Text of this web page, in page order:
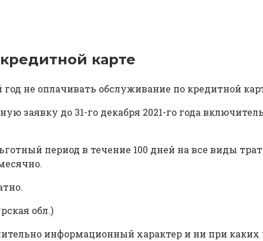
карте
не оплачивать обслуживание по кредитной
заявку до 31-го декабря 2021-го года
период в течение 100 дней на все виды
обл.)
информационный характер и ни при каких